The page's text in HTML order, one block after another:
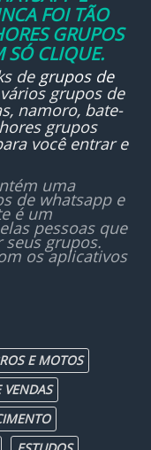
FOI TÃO
GRUPOS
SÓ CLIQUE.
de grupos de
grupos de
namoro, bate-
grupos
você entrar e
uma
de whatsapp e
é um
pessoas que
grupos.
os aplicativos
E MOTOS
VENDAS